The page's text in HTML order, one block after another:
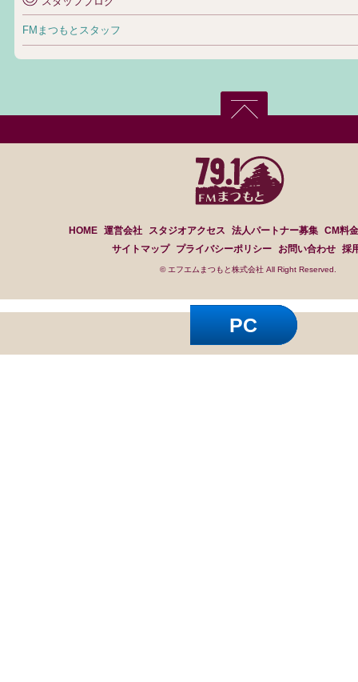
FMまつもとスタッフ
HOME 運営会社 スタジオアクセス 法人パートナー募集 CM料
サイトマップ
プライバシーポリシー お問い合わせ 採
© エフエムまつもと株式会社 All Right Reserved.
PC